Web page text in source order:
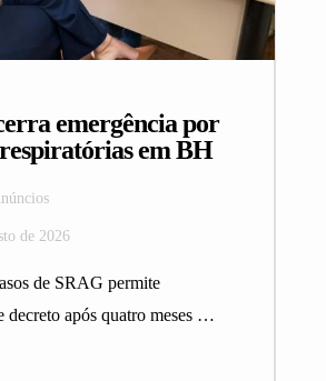
emergência por
em BH
de 2026
de SRAG permite
decreto após quatro meses A